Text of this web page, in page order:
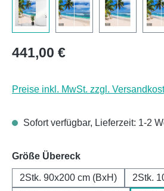
Regulärer Preis:
441,00 €
Preise inkl. MwSt. zzgl.
Sofort verfügbar, Lieferzeit: 1-2
Größe Übereckauswählen
2Stk. 90x200 cm (BxH)
2Stk.